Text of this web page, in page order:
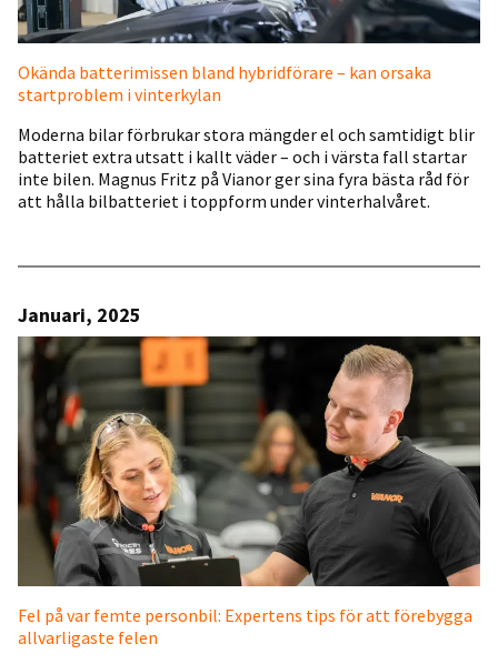
Okända batterimissen bland hybridförare – kan orsaka
startproblem i vinterkylan
Moderna bilar förbrukar stora mängder el och samtidigt blir
batteriet extra utsatt i kallt väder – och i värsta fall startar
inte bilen. Magnus Fritz på Vianor ger sina fyra bästa råd för
att hålla bilbatteriet i toppform under vinterhalvåret.
Januari, 2025
Fel på var femte personbil: Expertens tips för att förebygga
allvarligaste felen